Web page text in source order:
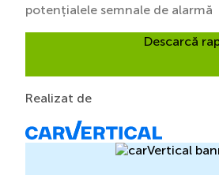
potențialele semnale de alarmă
Descarcă
Realizat de